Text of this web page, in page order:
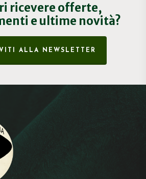
ricevere offerte,
e ultime novità?
ALLA NEWSLETTER